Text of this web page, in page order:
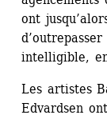
ont
intelligible,
Les artistes
Edvardsen